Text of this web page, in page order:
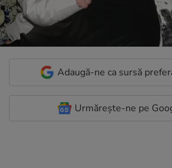
Adaugă-ne ca sursă
Urmărește-ne pe